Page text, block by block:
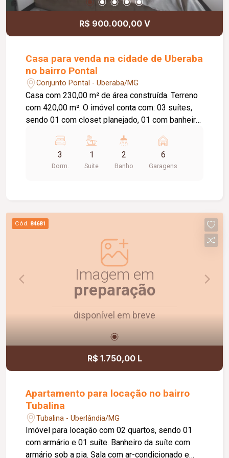
R$ 900.000,00 V
Casa para venda na cidade de Uberaba
no bairro Pontal
Conjunto Pontal - Uberaba/MG
Casa com 230,00 m² de área construída. Terreno
com 420,00 m². O imóvel conta com: 03 suítes,
sendo 01 com closet planejado, 01 com banheira
Lavabo; Cozinha americana com móveis
planejados; Despensa integrada à lavanderia;
Área gourmet com piscina; Espaço para
alumínio; Persianas com cortinas elétricas em
todos os quartos; Portão basculante em alumínio
com 4,00 metros; Piscina de 2,50 x 6,00 metros;
Pergolado em aroeira e ipê; Aquecimento solar
em todas as torneiras e chuveiros; Projeto
moderno com ambientes amplos, integrados e
excelente padrão de acabamento.
3
Dorm.
1
Suite
2
Banho
6
Garagens
Cód. 84681
Imagem em
preparação
disponível em breve
R$ 1.750,00 L
Apartamento para locação no bairro
Tubalina
Tubalina - Uberlândia/MG
Imóvel para locação com 02 quartos, sendo 01
com armário e 01 suíte. Banheiro da suíte com
armário sob a pia. Sala com ar-condicionado e